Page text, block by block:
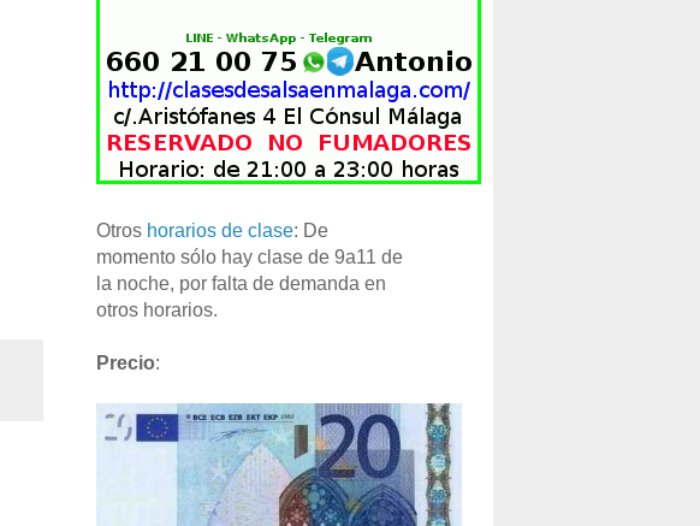
Otros horarios de clase: De
momento sólo hay clase de 9a11 de
la noche, por falta de demanda en
otros horarios.
Precio: